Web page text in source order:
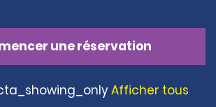
une réservation
Afficher tous